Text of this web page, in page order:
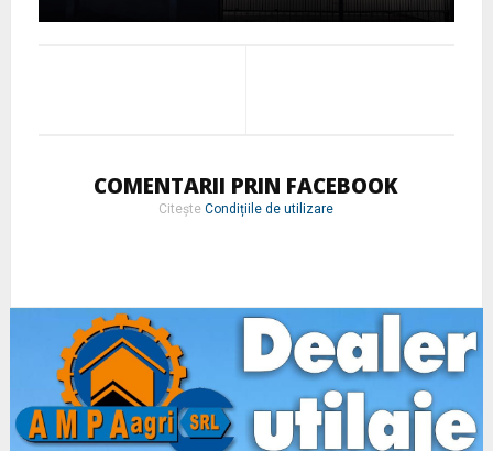
COMENTARII PRIN FACEBOOK
CiteșteCondițiile de utilizare